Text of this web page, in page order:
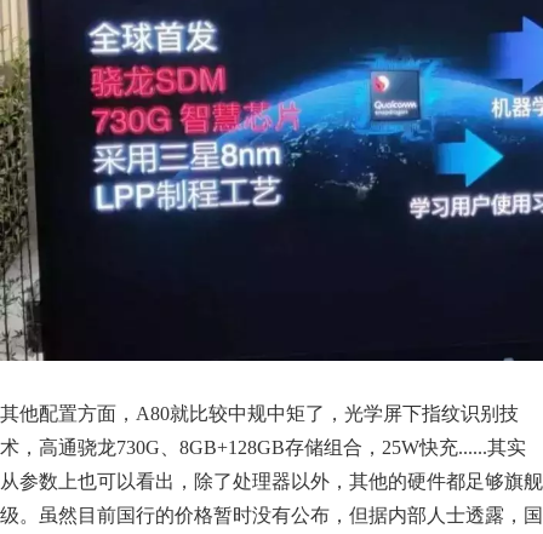
其他配置方面，A80就比较中规中矩了，光学屏下指纹识别技
术，高通骁龙730G、8GB+128GB存储组合，25W快充......其实
从参数上也可以看出，除了处理器以外，其他的硬件都足够旗舰
级。虽然目前国行的价格暂时没有公布，但据内部人士透露，国